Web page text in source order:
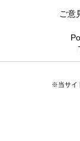
ご意
※当サイ